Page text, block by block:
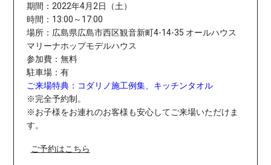
期間：2022年4月2日（土）
時間：13:00～17:00
場所： 広島県広島市西区観音新町4-14-35 オールハウス
マリーナホップモデルハウス
参加費：無料
駐車場：有
ご来場特典：コダリノ施工例集、キッチンタオル
※完全予約制。
※お子様をお連れのお客様も安心してご来場いただけま
す。
ご予約はこちら